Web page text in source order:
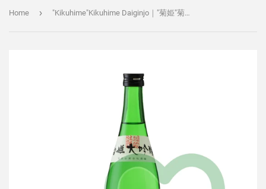
Home › "Kikuhime"Kikuhime Daiginjo｜"菊姫"菊姫 大吟釀｜"菊姫"菊姫 大吟醸